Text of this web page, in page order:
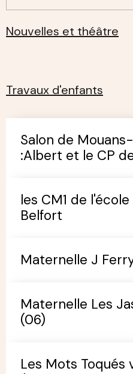
Nouvelles et théâtre
Travaux d'enfants
Salon de
:Albert et le CP
les CM1 de
Belfort
Maternelle J
Maternelle Les
(06)
Les Mots Toqués